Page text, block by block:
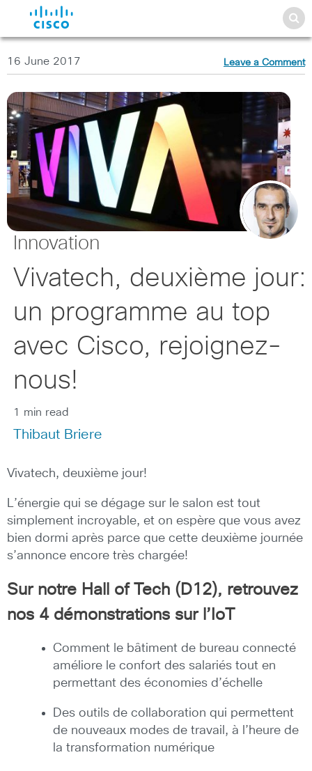
16 June 2017 Leave a Comment
Innovation
Vivatech, deuxième jour:
un programme au top
avec Cisco, rejoignez-
nous!
1 min read
Thibaut Briere
Vivatech, deuxième jour!
L’énergie qui se dégage sur le salon est tout
simplement incroyable, et on espère que vous avez
bien dormi après parce que cette deuxième journée
s’annonce encore très chargée!
Sur notre Hall of Tech (D12), retrouvez
nos 4 démonstrations sur l’IoT
Comment le bâtiment de bureau connecté
améliore le confort des salariés tout en
permettant des économies d’échelle
Des outils de collaboration qui permettent
de nouveaux modes de travail, à l’heure de
la transformation numérique